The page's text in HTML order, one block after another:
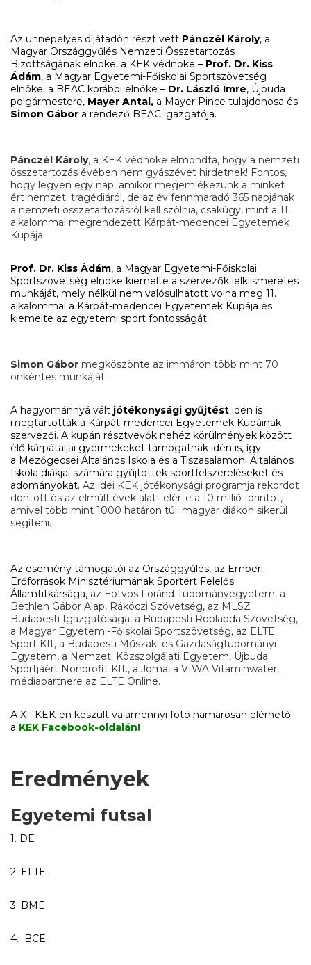
Az ünnepélyes díjátadón részt vett Pánczél Károly, a
Magyar Országgyűlés Nemzeti Összetartozás
Bizottságának elnöke, a KEK védnöke – Prof. Dr. Kiss
Ádám, a Magyar Egyetemi-Főiskolai Sportszövetség
elnöke, a BEAC korábbi elnöke – Dr. László Imre, Újbuda
polgármestere, Mayer Antal, a Mayer Pince tulajdonosa és
Simon Gábor a rendező BEAC igazgatója.
Pánczél Károly, a KEK védnöke elmondta, hogy a nemzeti
összetartozás évében nem gyászévet hirdetnek! Fontos,
hogy legyen egy nap, amikor megemlékezünk a minket
ért nemzeti tragédiáról, de az év fennmaradó 365 napjának
a nemzeti összetartozásról kell szólnia, csakúgy, mint a 11.
alkalommal megrendezett Kárpát-medencei Egyetemek
Kupája.
Prof. Dr. Kiss Ádám, a Magyar Egyetemi-Főiskolai
Sportszövetség elnöke kiemelte a szervezők lelkiismeretes
munkáját, mely nélkül nem valósulhatott volna meg 11.
alkalommal a Kárpát-medencei Egyetemek Kupája és
kiemelte az egyetemi sport fontosságát.
Simon Gábor megköszönte az immáron több mint 70
önkéntes munkáját.
A hagyománnyá vált jótékonysági gyűjtést idén is
megtartották a Kárpát-medencei Egyetemek Kupáinak
szervezői. A kupán résztvevők nehéz körülmények között
élő kárpátaljai gyermekeket támogatnak idén is, így
a Mezőgecsei Általános Iskola és a Tiszasalamoni Általános
Iskola diákjai számára gyűjtöttek sportfelszereléseket és
adományokat. Az idei KEK jótékonysági programja rekordot
döntött és az elmúlt évek alatt elérte a 10 millió forintot,
amivel több mint 1000 határon túli magyar diákon sikerül
segíteni.
Az esemény támogatói az Országgyűlés, az Emberi
Erőforrások Minisztériumának Sportért Felelős
Államtitkársága, az Eötvös Loránd Tudományegyetem, a
Bethlen Gábor Alap, Rákóczi Szövetség, az MLSZ
Budapesti Igazgatósága, a Budapesti Röplabda Szövetség,
a Magyar Egyetemi-Főiskolai Sportszövetség, az ELTE
Sport Kft, a Budapesti Műszaki és Gazdaságtudományi
Egyetem, a Nemzeti Közszolgálati Egyetem, Újbuda
Sportjáért Nonprofit Kft., a Joma, a VIWA Vitaminwater,
médiapartnere az ELTE Online.
A XI. KEK-en készült valamennyi fotó hamarosan elérhető
a KEK Facebook-oldalán!
Eredmények
Egyetemi futsal
1. DE
2. ELTE
3. BME
4. BCE